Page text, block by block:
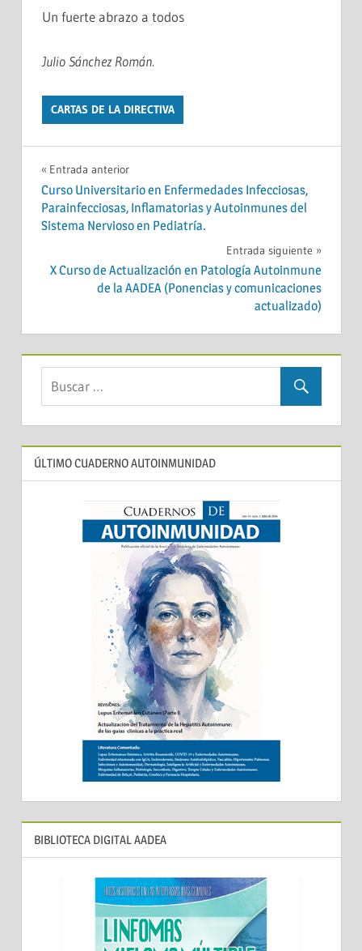
Un fuerte abrazo a todos
Julio Sánchez Román.
CARTAS DE LA DIRECTIVA
Navegación
de
entradas
Entrada anterior
Curso Universitario en Enfermedades Infecciosas,
Parainfecciosas, Inflamatorias y Autoinmunes del
Sistema Nervioso en Pediatría.
Entrada siguiente
X Curso de Actualización en Patología Autoinmune
de la AADEA (Ponencias y comunicaciones
actualizado)
ÚLTIMO CUADERNO AUTOINMUNIDAD
BIBLIOTECA DIGITAL AADEA